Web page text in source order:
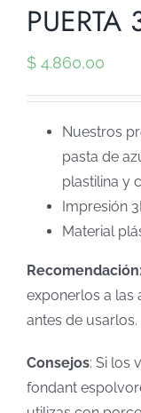
PUERTA
$ 4.860,00
Nuestros
pasta de
plastilina y
Impresión
Material
Recomendación:
exponerlos a las
antes de usarlos.
Consejos: Si los
fondant